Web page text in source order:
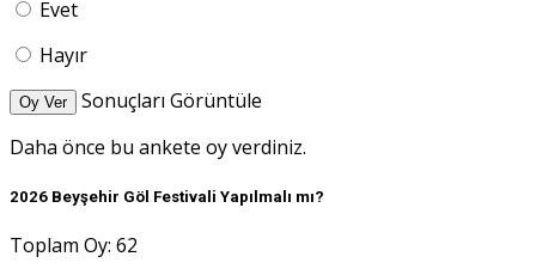
Evet
Hayır
Oy Ver
Sonuçları Görüntüle
Daha önce bu ankete oy verdiniz.
2026 Beyşehir Göl Festivali Yapılmalı mı?
Toplam Oy: 62